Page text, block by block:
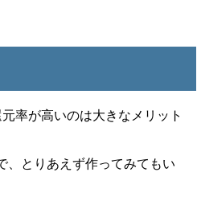
率が高いのは大きなメリット
、とりあえず作ってみてもい